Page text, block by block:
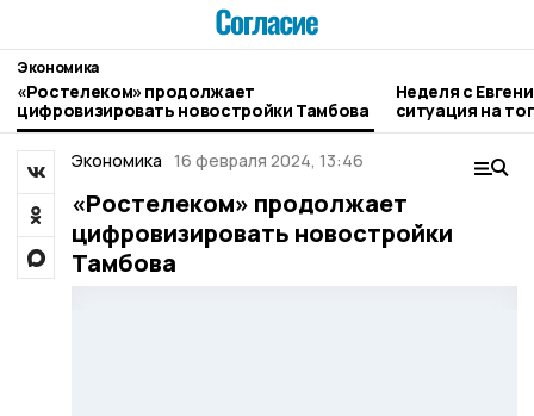
Экономика
«Ростелеком» продолжает
цифровизировать новостройки Тамбова
Неделя с
ситуация на
городе и
Экономика 16 февраля 2024, 13:46
«Ростелеком» продолжает
цифровизировать новостройки
Тамбова